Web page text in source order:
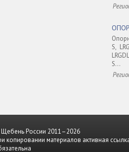
S,
S...
России 2011–2026
копировании материалов активная